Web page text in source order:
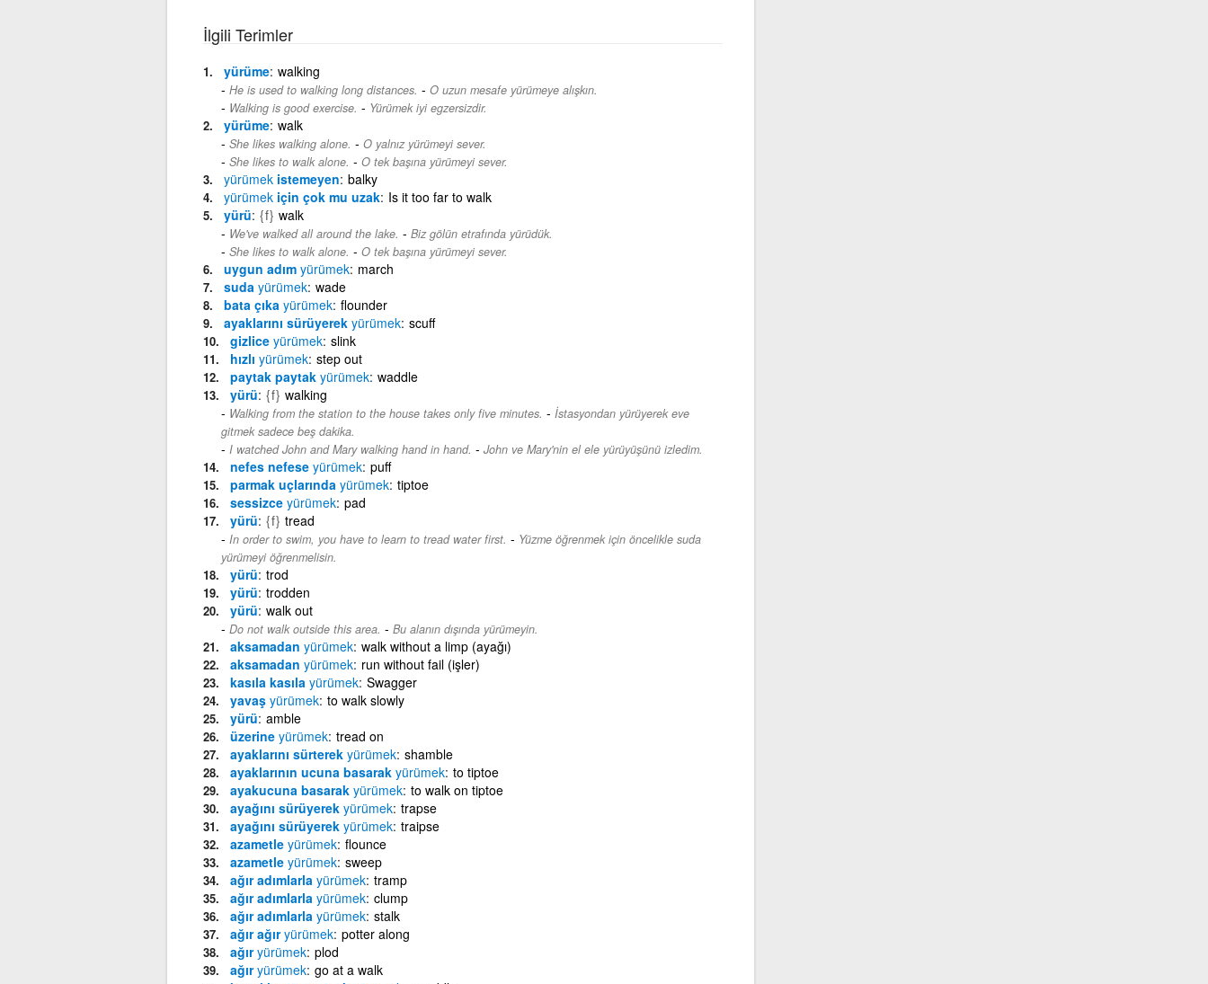
İlgili Terimler
yürüme walking
He is used to walking long distances. - O uzun mesafe yürümeye alışkın.
Walking is good exercise. - Yürümek iyi egzersizdir.
yürüme walk
She likes walking alone. - O yalnız yürümeyi sever.
She likes to walk alone. - O tek başına yürümeyi sever.
yürümekistemeyen balky
yürümekiçin çok mu uzak Is it too far to walk
yürü {f} walk
We've walked all around the lake. - Biz gölün etrafında yürüdük.
She likes to walk alone. - O tek başına yürümeyi sever.
uygun adım yürümek march
suda yürümek wade
bata çıka yürümek flounder
ayaklarını sürüyerek yürümek scuff
gizlice yürümek slink
hızlı yürümek step out
paytak paytak yürümek waddle
yürü {f} walking
Walking from the station to the house takes only five minutes. - İstasyondan yürüyerek eve
gitmek sadece beş dakika.
I watched John and Mary walking hand in hand. - John ve Mary'nin el ele yürüyüşünü izledim.
nefes nefese yürümek puff
parmak uçlarında yürümek tiptoe
sessizce yürümek pad
yürü {f} tread
In order to swim, you have to learn to tread water first. - Yüzme öğrenmek için öncelikle suda
yürümeyi öğrenmelisin.
yürü trod
yürü trodden
yürü walk out
Do not walk outside this area. - Bu alanın dışında yürümeyin.
aksamadan yürümek walk without a limp (ayağı)
aksamadan yürümek run without fail (işler)
kasıla kasıla yürümek Swagger
yavaş yürümek to walk slowly
yürü amble
üzerine yürümek tread on
ayaklarını sürterek yürümek shamble
ayaklarının ucuna basarak yürümek to tiptoe
ayakucuna basarak yürümek to walk on tiptoe
ayağını sürüyerek yürümek trapse
ayağını sürüyerek yürümek traipse
azametle yürümek flounce
azametle yürümek sweep
ağır adımlarla yürümek tramp
ağır adımlarla yürümek clump
ağır adımlarla yürümek stalk
ağır ağıryürümek potter along
ağıryürümek plod
ağıryürümek go at a walk